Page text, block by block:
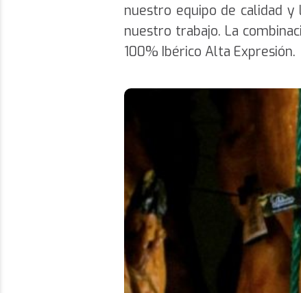
nuestro equipo de calidad
nuestro trabajo. La
100% Ibérico Alta Expresión.